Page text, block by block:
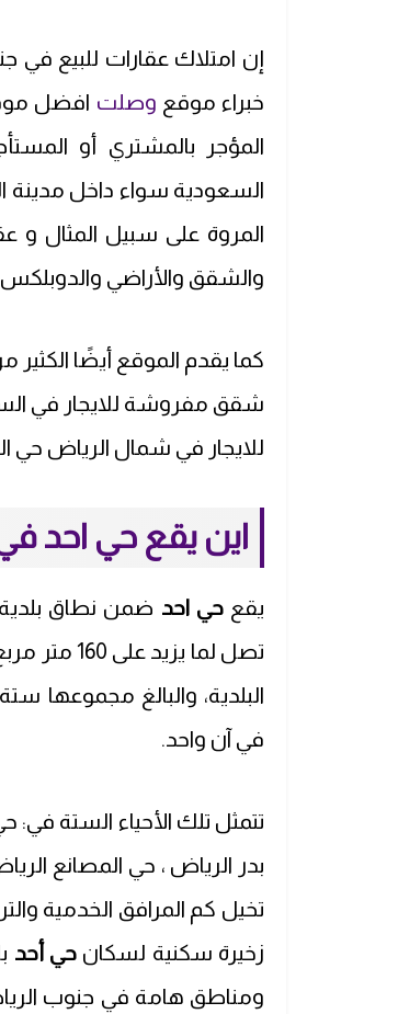
إن امتلاك عقارات للبيع في
خبراء موقع وصلت افضل
المؤجر بالمشتري أو
السعودية سواء داخل مدينة
المروة على سبيل المثال و
والشقق والأراضي والدوبلكس
كما يقدم الموقع أيضًا الكثير
شقق مفروشة للايجار في
للايجار في شمال الرياض حي
اين يقع حي احد
يقعحي احد ضمن نطاق بلدية
تصل لما
البلدية، والبالغ مجموعها
في آن واحد.
تتمثل تلك الأحياء الستة في:
بدر الرياض ، حي المصانع
تخيل كم المرافق الخدمية
زخيرة سكنية لسكان حي أحد
ومناطق هامة في جنوب